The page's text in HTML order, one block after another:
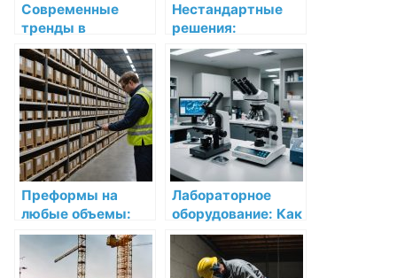
Современные
тренды в
декоративной
лепнине: арт-
решения для
дизайна
современного
интерьера
Нестандартные
решения:
декоративная
лепнина в
необычных местах
Преформы на
любые объемы:
выбор и
преимущества от
производителя
Лабораторное
оборудование: Как
выбрать и
приобрести
качественные